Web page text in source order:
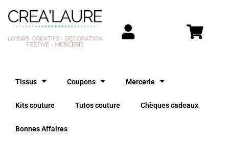
contenu
Tissus Coupons Mercerie
Kits couture Tutos couture Chèques cadeaux
Bonnes Affaires